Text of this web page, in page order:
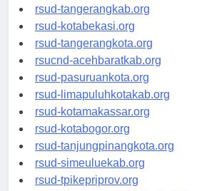
universitasindonesia.org
rsud-tangerangkab.org
rsud-kotabekasi.org
rsud-tangerangkota.org
rsucnd-acehbaratkab.org
rsud-pasuruankota.org
rsud-limapuluhkotakab.org
rsud-kotamakassar.org
rsud-kotabogor.org
rsud-tanjungpinangkota.org
rsud-simeuluekab.org